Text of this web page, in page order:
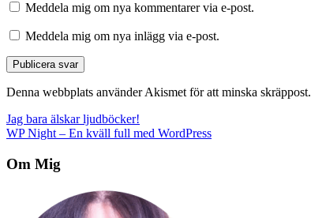
Meddela mig om nya kommentarer via e-post.
Meddela mig om nya inlägg via e-post.
Denna webbplats använder Akismet för att minska skräppost.
Inläggsnavigering
Jag bara älskar ljudböcker!
WP Night – En kväll full med WordPress
Om Mig